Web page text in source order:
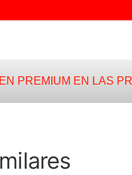
PREMIUM EN LAS